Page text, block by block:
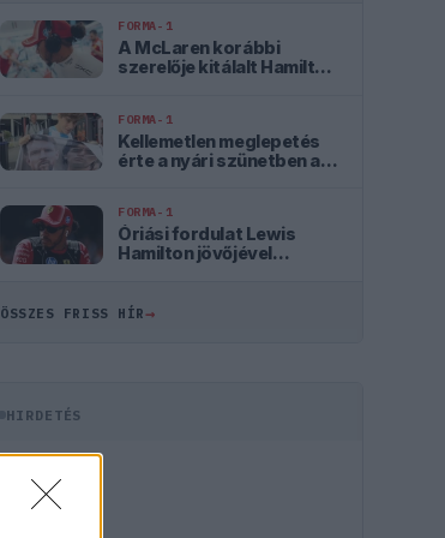
FORMA-1
A McLaren korábbi
szerelője kitálalt Hamilton
FORMA-1
Kellemetlen meglepetés
érte a nyári szünetben a
FORMA-1
Óriási fordulat Lewis
Hamilton jövőjével
ÖSSZES FRISS HÍR→
HIRDETÉS